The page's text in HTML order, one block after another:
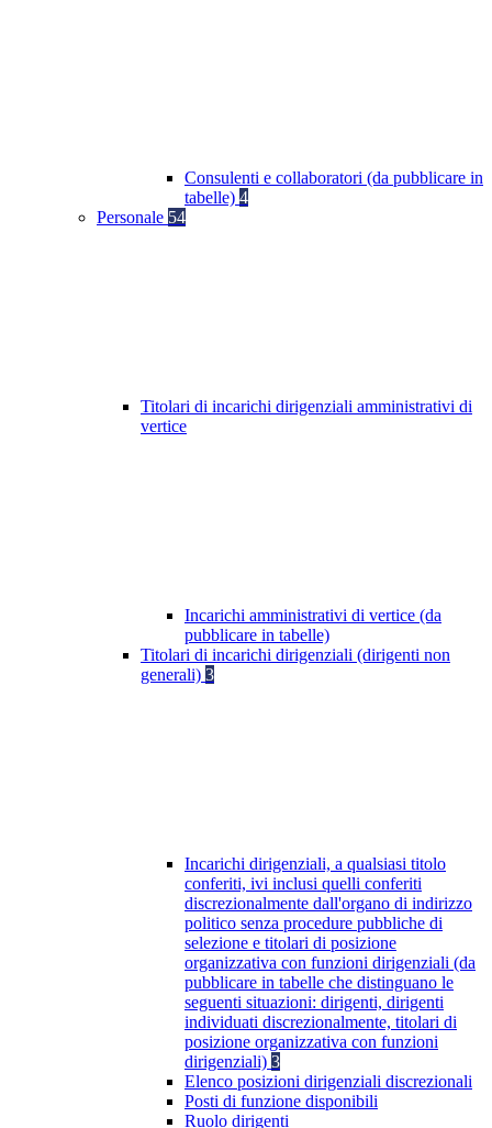
Consulenti e collaboratori (da pubblicare in
tabelle) 4
Personale 54
Titolari di incarichi dirigenziali amministrativi di
vertice
Incarichi amministrativi di vertice (da
pubblicare in tabelle)
Titolari di incarichi dirigenziali (dirigenti non
generali) 3
Incarichi dirigenziali, a qualsiasi titolo
conferiti, ivi inclusi quelli conferiti
discrezionalmente dall'organo di indirizzo
politico senza procedure pubbliche di
selezione e titolari di posizione
organizzativa con funzioni dirigenziali (da
pubblicare in tabelle che distinguano le
seguenti situazioni: dirigenti, dirigenti
individuati discrezionalmente, titolari di
posizione organizzativa con funzioni
dirigenziali) 3
Elenco posizioni dirigenziali discrezionali
Posti di funzione disponibili
Ruolo dirigenti